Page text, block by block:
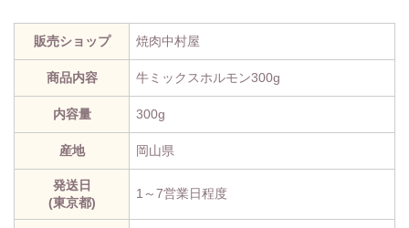
販売ショップ 焼肉中村屋
商品内容 牛ミックスホルモン300g
内容量 300g
産地 岡山県
発送日
(東京都)
1～7営業日程度